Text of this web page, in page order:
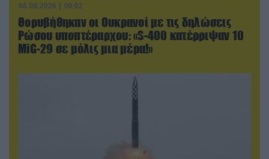
06.08.2026 | 00:02
Θορυβήθηκαν οι Ουκρανοί με τις δηλώσεις
Ρώσου υποπτέραρχου: «S-400 κατέρριψαν 10
MiG-29 σε μόλις μια μέρα!»